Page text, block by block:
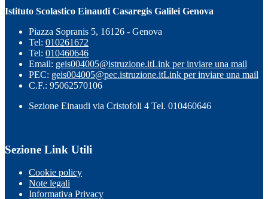
Istituto Scolastico Einaudi Casaregis Galilei Genova
Piazza Sopranis 5, 16126 - Genova
Tel: 010261672
Tel: 010460646
Email: geis004005@istruzione.itLink per inviare una mail
PEC: geis004005@pec.istruzione.itLink per inviare una mail
C.F.: 95062570106
Sezione Einaudi via Cristofoli 4 Tel. 010460646
Sezione Link Utili
Cookie policy
Note legali
Informativa Privacy